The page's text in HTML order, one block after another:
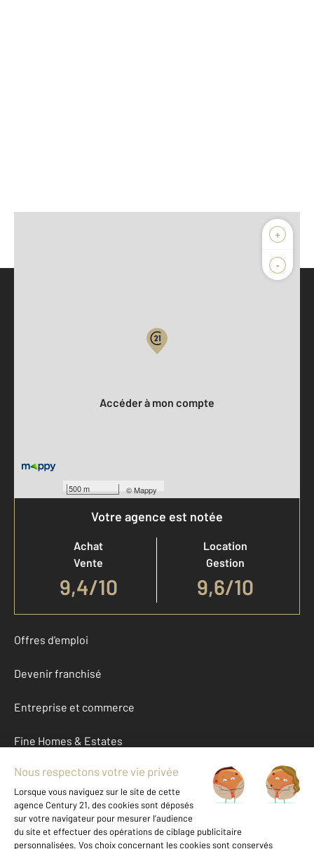
+
-
500 m ©Mappy
Accéder à mon compte
Votre agence est notée
Achat
Vente
9,4/10
Location
Gestion
9,6/10
Offres d'emploi
Devenir franchisé
Entreprise et commerce
Fine Homes & Estates
À propos
International
Nous contacter